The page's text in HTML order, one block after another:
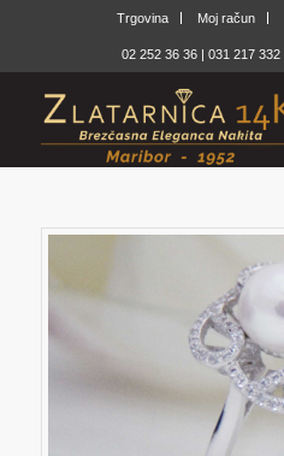
Trgovina Moj račun
02 252 36 36 |031 217 332